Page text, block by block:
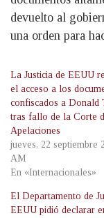
devuelto al
una orden para
La Justicia de EEUU
el acceso a los
confiscados a Donald
tras fallo de la Corte
Apelaciones
jueves, 22 septiembre
AM
En «Internacionales»
El Departamento de
EEUU pidió declarar